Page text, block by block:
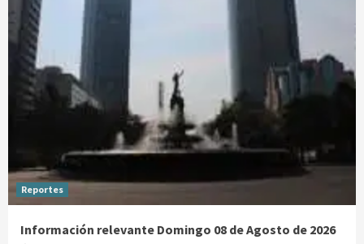
Reportes
Información relevante Domingo 08 de Agosto de 2026